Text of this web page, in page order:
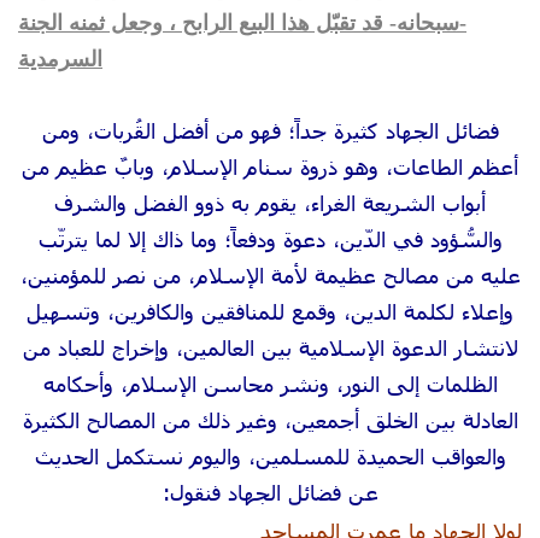
-سبحانه- قد تقبّل هذا البيع الرابح ، وجعل ثمنه الجنة
السرمدية
فضائل الجهاد كثيرة جداً؛ فهو من أفضل القُربات، ومن
أعظم الطاعات، وهو ذروة سنام الإسلام، وبابٌ عظيم من
أبواب الشريعة الغراء، يقوم به ذوو الفضل والشرف
والسُّؤود في الدّين، دعوة ودفعاً؛ وما ذاك إلا لما يترتّب
عليه من مصالح عظيمة لأمة الإسلام، من نصر للمؤمنين،
وإعلاء لكلمة الدين، وقمع للمنافقين والكافرين، وتسهيل
لانتشار الدعوة الإسلامية بين العالمين، وإخراج للعباد من
الظلمات إلى النور، ونشر محاسن الإسلام، وأحكامه
العادلة بين الخلق أجمعين، وغير ذلك من المصالح الكثيرة
والعواقب الحميدة للمسلمين، واليوم نستكمل الحديث
عن فضائل الجهاد فنقول:
لولا الجهاد ما عمرت المساجد